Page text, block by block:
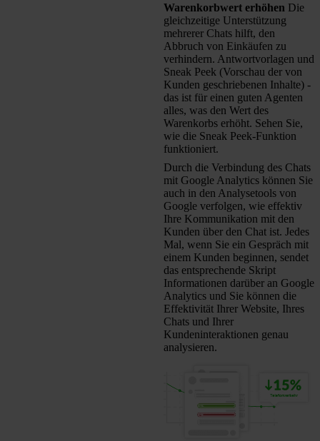
Warenkorbwert erhöhen Die
gleichzeitige Unterstützung
mehrerer Chats hilft, den
Abbruch von Einkäufen zu
verhindern. Antwortvorlagen und
Sneak Peek (Vorschau der von
Kunden geschriebenen Inhalte) -
das ist für einen guten Agenten
alles, was den Wert des
Warenkorbs erhöht. Sehen Sie,
wie die Sneak Peek-Funktion
funktioniert.
Durch die Verbindung des Chats
mit Google Analytics können Sie
auch in den Analysetools von
Google verfolgen, wie effektiv
Ihre Kommunikation mit den
Kunden über den Chat ist. Jedes
Mal, wenn Sie ein Gespräch mit
einem Kunden beginnen, sendet
das entsprechende Skript
Informationen darüber an Google
Analytics und Sie können die
Effektivität Ihrer Website, Ihres
Chats und Ihrer
Kundeninteraktionen genau
analysieren.